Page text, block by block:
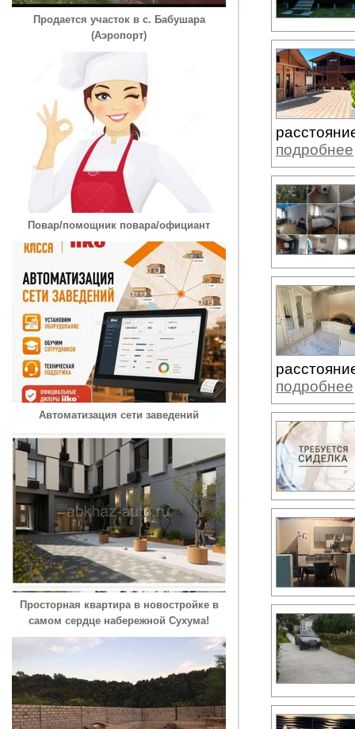
Продается участок в с. Бабушара
(Аэропорт)
Повар/помощник повара/официант
Автоматизация сети заведений
Просторная квартира в новостройке в
самом сердце набережной Сухума!
подробнее
подробнее